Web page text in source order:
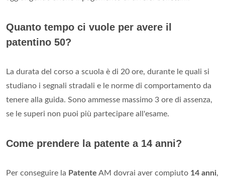
Quanto tempo ci vuole per avere il
patentino 50?
La durata del corso a scuola è di 20 ore, durante le quali si
studiano i segnali stradali e le norme di comportamento da
tenere alla guida. Sono ammesse massimo 3 ore di assenza,
se le superi non puoi più partecipare all'esame.
Come prendere la patente a 14 anni?
Per conseguire la Patente AM dovrai aver compiuto 14 anni,